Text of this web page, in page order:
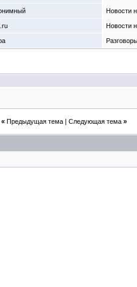
Новости
Новости
« Предыдущая тема| Следующая тема »